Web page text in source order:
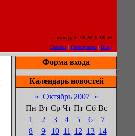
Пятница, 07.08.2026, 06:56
Главная | Регистрация | Вход
Форма входа
Календарь новостей
« Октябрь 2007 »
Пн Вт Ср Чт Пт Сб Вс
1
2 3 4 5 6
7
8
9 10 11 12 13 14